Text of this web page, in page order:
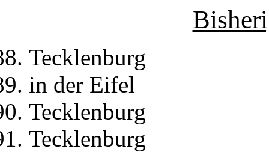
Tecklenburg
in der Eifel
Tecklenburg
Tecklenburg